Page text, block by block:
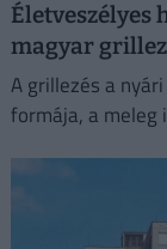
Életveszélyes
magyar
A grillezés a
formája, a meleg
is kedvez.